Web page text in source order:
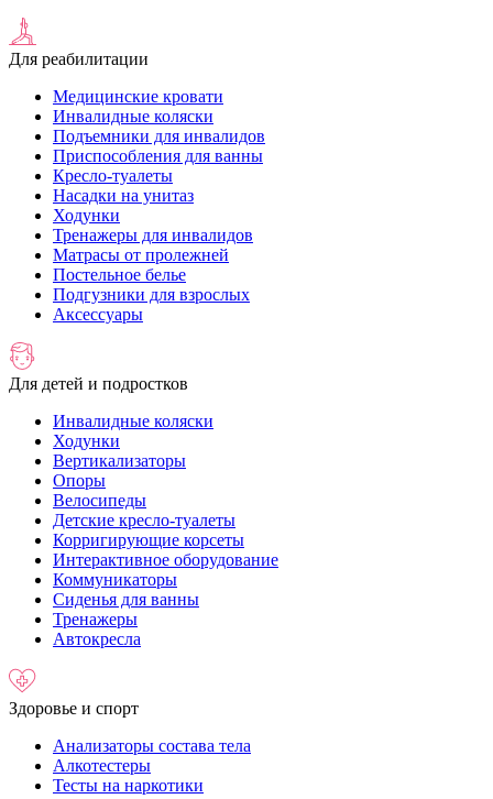
Для реабилитации
Медицинские кровати
Инвалидные коляски
Подъемники для инвалидов
Приспособления для ванны
Кресло-туалеты
Насадки на унитаз
Ходунки
Тренажеры для инвалидов
Матрасы от пролежней
Постельное белье
Подгузники для взрослых
Аксессуары
Для детей и подростков
Инвалидные коляски
Ходунки
Вертикализаторы
Опоры
Велосипеды
Детские кресло-туалеты
Корригирующие корсеты
Интерактивное оборудование
Коммуникаторы
Сиденья для ванны
Тренажеры
Автокресла
Здоровье и спорт
Анализаторы состава тела
Алкотестеры
Тесты на наркотики